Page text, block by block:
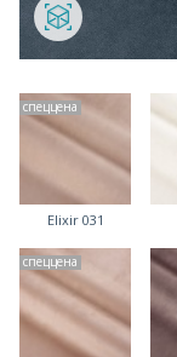
спеццена
Elixir 031
спеццена